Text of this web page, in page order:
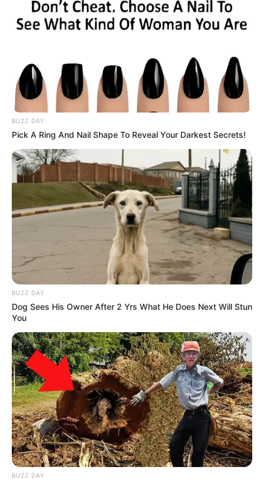
BUZZ DAY
Pick A Ring And Nail Shape To Reveal Your Darkest Secrets!
BUZZ DAY
Dog Sees His Owner After 2 Yrs What He Does Next Will Stun
You
BUZZ DAY